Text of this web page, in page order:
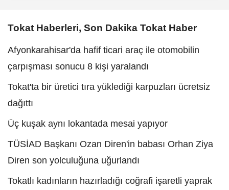
Tokat Haberleri, Son Dakika Tokat Haber
Afyonkarahisar'da hafif ticari araç ile otomobilin
çarpışması sonucu 8 kişi yaralandı
Tokat'ta bir üretici tıra yüklediği karpuzları ücretsiz
dağıttı
Üç kuşak aynı lokantada mesai yapıyor
TÜSİAD Başkanı Ozan Diren'in babası Orhan Ziya
Diren son yolculuğuna uğurlandı
Tokatlı kadınların hazırladığı coğrafi işaretli yaprak